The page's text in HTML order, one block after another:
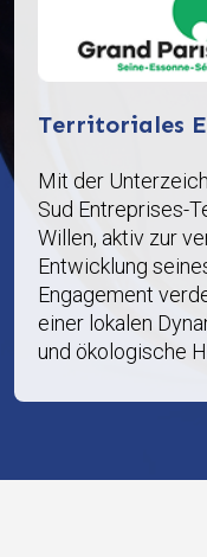
Territoriales
Mit der
Sud Entreprises-
Willen, aktiv zur
Entwicklung
Engagement
einer lokalen
und ökologische